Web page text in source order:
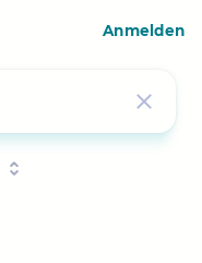
Anmelden